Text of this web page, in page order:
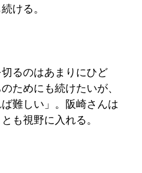
ける。
るのはあまりにひど
ためにも続けたいが、
難しい」。阪崎さんは
も視野に入れる。